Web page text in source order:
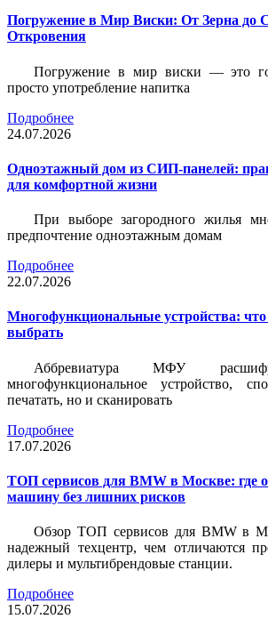
Погружение в Мир Виски: От Зерна до
Откровения
Погружение в мир виски — это
просто употребление напитка
Подробнее
24.07.2026
Одноэтажный дом из СИП-панелей:
для комфортной жизни
При выборе загородного жилья
предпочтение одноэтажным домам
Подробнее
22.07.2026
Многофункциональные устройства:
выбрать
Аббревиатура МФУ
многофункциональное устройство,
печатать, но и сканировать
Подробнее
17.07.2026
ТОП сервисов для BMW в Москве: где
машину без лишних рисков
Обзор ТОП сервисов для BMW в
надежный техцентр, чем отличаются
дилеры и мультибрендовые станции.
Подробнее
15.07.2026